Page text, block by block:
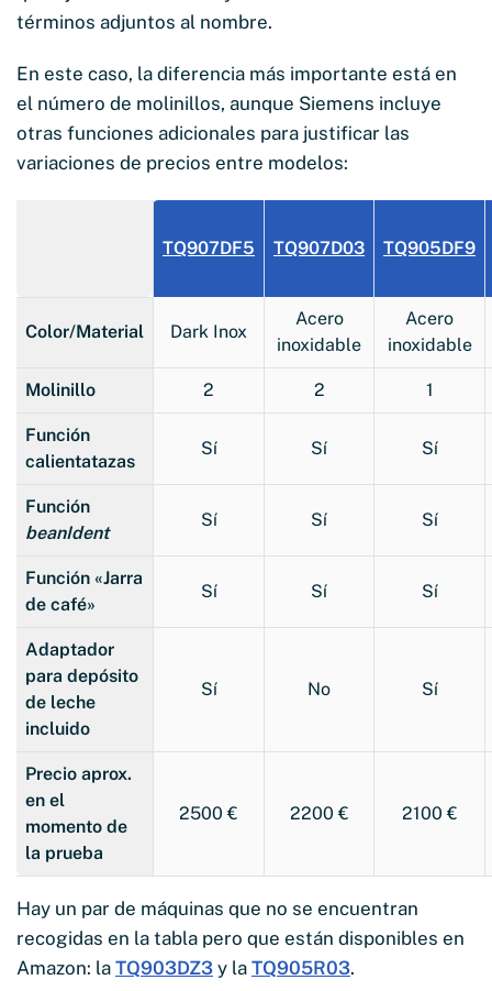
términos adjuntos al nombre.
En este caso, la diferencia más importante está en
el número de molinillos, aunque Siemens incluye
otras funciones adicionales para justificar las
variaciones de precios entre modelos:
TQ907DF5 TQ907D03 TQ905DF9
Color/Material Dark Inox
Acero
inoxidable
Acero
inoxidable
Molinillo 2 2 1
Función
calientatazas
Sí Sí Sí
Función
beanIdent
Sí Sí Sí
Función «Jarra
de café»
Sí Sí Sí
Adaptador
para depósito
de leche
incluido
Sí No Sí
Precio aprox.
en el
momento de
la prueba
2500 € 2200 € 2100 €
Hay un par de máquinas que no se encuentran
recogidas en la tabla pero que están disponibles en
Amazon: la TQ903DZ3 y la TQ905R03.